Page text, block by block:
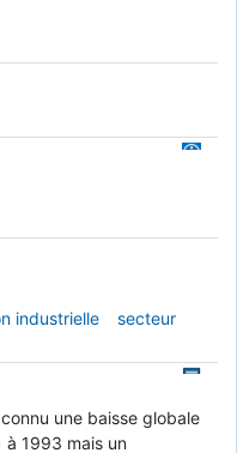
industrielle
secteur
une baisse globale
1993 mais un